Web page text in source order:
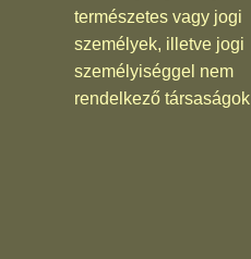
természetes vagy jogi
személyek, illetve jogi
személyiséggel nem
rendelkező társaságok